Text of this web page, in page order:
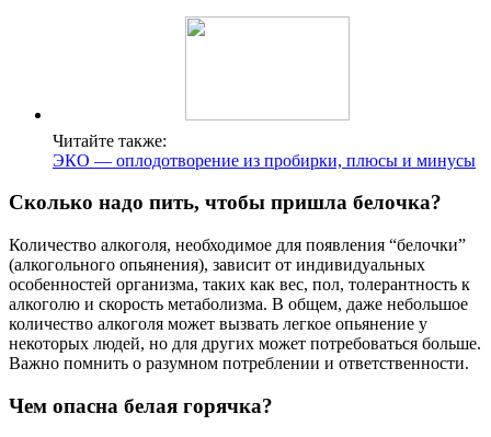
Читайте также:
ЭКО — оплодотворение из пробирки, плюсы и минусы
Сколько надо пить, чтобы пришла белочка?
Количество алкоголя, необходимое для появления “белочки”
(алкогольного опьянения), зависит от индивидуальных
особенностей организма, таких как вес, пол, толерантность к
алкоголю и скорость метаболизма. В общем, даже небольшое
количество алкоголя может вызвать легкое опьянение у
некоторых людей, но для других может потребоваться больше.
Важно помнить о разумном потреблении и ответственности.
Чем опасна белая горячка?